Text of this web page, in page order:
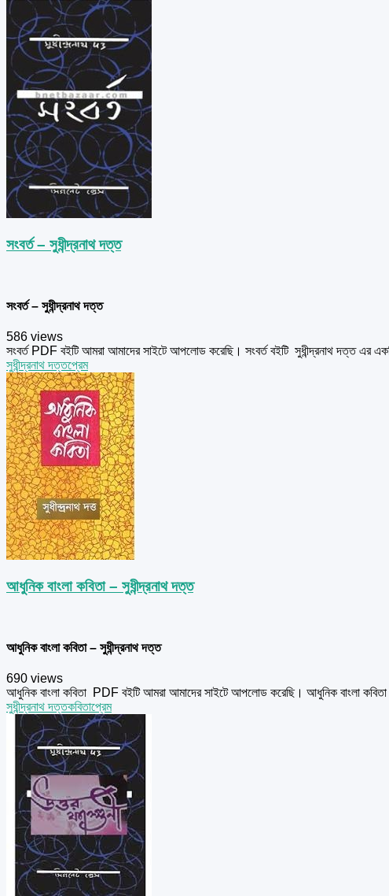
সংবর্ত – সুধীন্দ্রনাথ দত্ত
সংবর্ত – সুধীন্দ্রনাথ দত্ত
586 views
সংবর্ত PDF বইটি আমরা আমাদের সাইটে আপলোড করেছি। সংবর্ত বইটি সুধীন্দ্রনাথ দত্ত এর
সুধীন্দ্রনাথ দত্তপ্রেম
আধুনিক বাংলা কবিতা – সুধীন্দ্রনাথ দত্ত
আধুনিক বাংলা কবিতা – সুধীন্দ্রনাথ দত্ত
690 views
আধুনিক বাংলা কবিতা PDF বইটি আমরা আমাদের সাইটে আপলোড করেছি। আধুনিক বাংলা
সুধীন্দ্রনাথ দত্তকবিতাপ্রেম